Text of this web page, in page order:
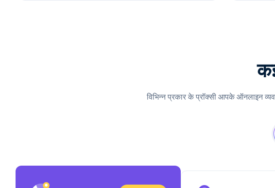
विभिन्न प्रकार के प्रॉक्सी आपके ऑनलाइन